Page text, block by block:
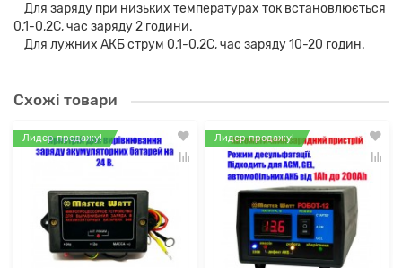
Для заряду при низьких температурах ток встановлюється
0,1-0,2С, час заряду 2 години.
Для лужних АКБ струм 0,1-0,2С, час заряду 10-20 годин.
Схожі товари
Лидер продажу! Лидер продажу!